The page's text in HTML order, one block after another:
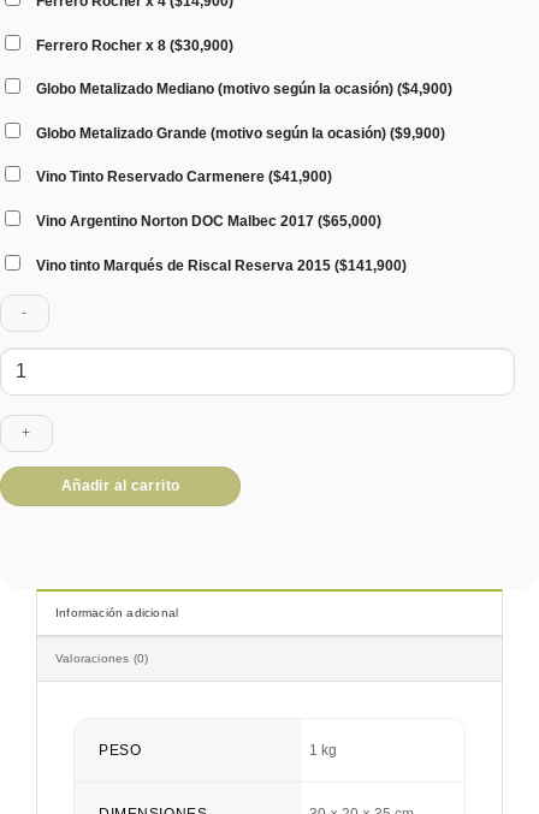
Ferrero Rocher x 8 ($30,900)
Globo Metalizado Mediano (motivo según la ocasión) ($4,900)
Globo Metalizado Grande (motivo según la ocasión) ($9,900)
Vino Tinto Reservado Carmenere ($41,900)
Vino Argentino Norton DOC Malbec 2017 ($65,000)
Vino tinto Marqués de Riscal Reserva 2015 ($141,900)
Huacal
Trío
de
Cervezas
Personalizadas
cantidad
Añadir al carrito
Información adicional
Valoraciones (0)
PESO 1 kg